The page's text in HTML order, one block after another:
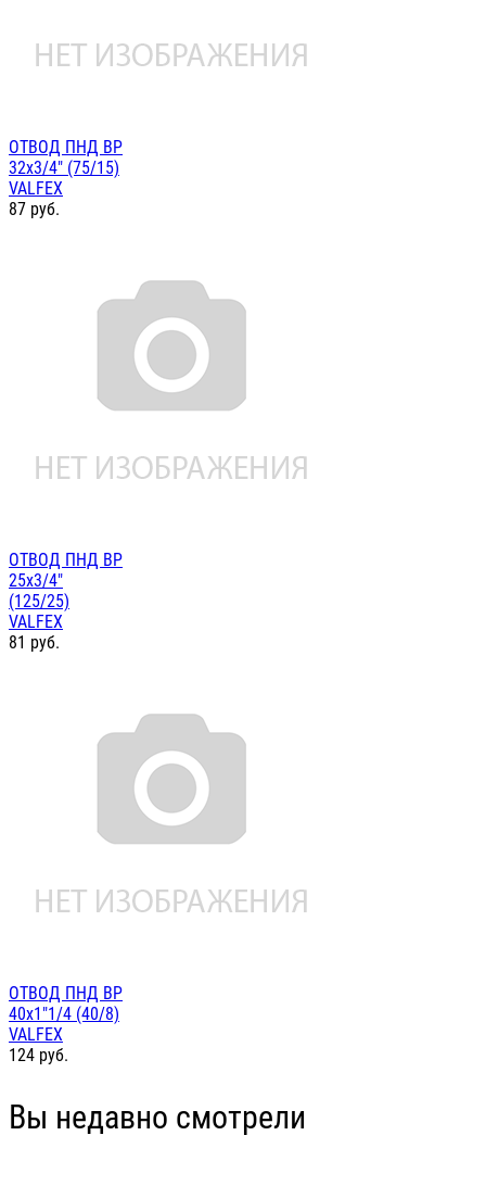
ОТВОД ПНД ВР
32х3/4" (75/15)
VALFEX
87 руб.
ОТВОД ПНД ВР
25х3/4"
(125/25)
VALFEX
81 руб.
ОТВОД ПНД ВР
40х1"1/4 (40/8)
VALFEX
124 руб.
Вы недавно смотрели